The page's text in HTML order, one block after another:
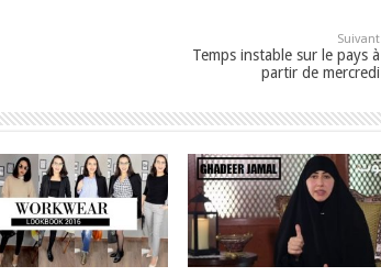
Suivant
Temps instable sur le pays à
partir de mercredi